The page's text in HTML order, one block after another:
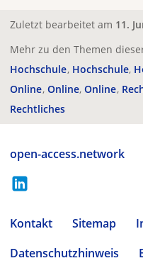
Zuletzt bearbeitet am 11.
Mehr zu den Themen
Hochschule Hochschule
Online Online Online
Rechtliches
open-access.network
Kontakt Sitemap
Datenschutzhinweis